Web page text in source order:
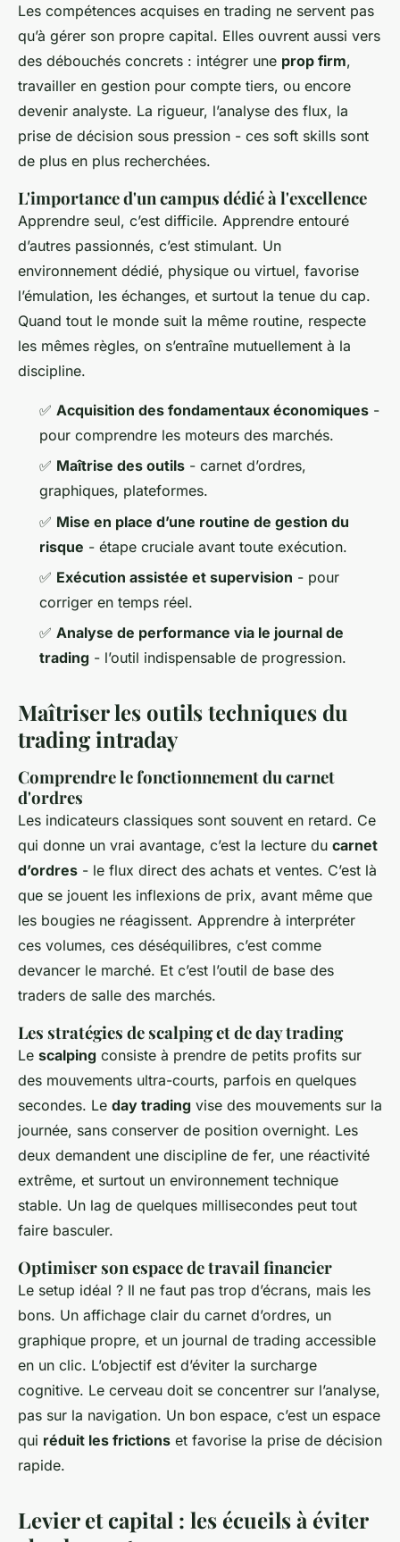
Les compétences acquises en trading ne servent pas
qu’à gérer son propre capital. Elles ouvrent aussi vers
des débouchés concrets : intégrer une prop firm,
travailler en gestion pour compte tiers, ou encore
devenir analyste. La rigueur, l’analyse des flux, la
prise de décision sous pression - ces soft skills sont
de plus en plus recherchées.
L'importance d'un campus dédié à l'excellence
Apprendre seul, c’est difficile. Apprendre entouré
d’autres passionnés, c’est stimulant. Un
environnement dédié, physique ou virtuel, favorise
l’émulation, les échanges, et surtout la tenue du cap.
Quand tout le monde suit la même routine, respecte
les mêmes règles, on s’entraîne mutuellement à la
discipline.
✅ Acquisition des fondamentaux économiques -
pour comprendre les moteurs des marchés.
✅ Maîtrise des outils - carnet d’ordres,
graphiques, plateformes.
✅ Mise en place d’une routine de gestion du
risque - étape cruciale avant toute exécution.
✅ Exécution assistée et supervision - pour
corriger en temps réel.
✅ Analyse de performance via le journal de
trading - l’outil indispensable de progression.
Maîtriser les outils techniques du
trading intraday
Comprendre le fonctionnement du carnet
d'ordres
Les indicateurs classiques sont souvent en retard. Ce
qui donne un vrai avantage, c’est la lecture du carnet
d’ordres - le flux direct des achats et ventes. C’est là
que se jouent les inflexions de prix, avant même que
les bougies ne réagissent. Apprendre à interpréter
ces volumes, ces déséquilibres, c’est comme
devancer le marché. Et c’est l’outil de base des
traders de salle des marchés.
Les stratégies de scalping et de day trading
Le scalping consiste à prendre de petits profits sur
des mouvements ultra-courts, parfois en quelques
secondes. Le day trading vise des mouvements sur la
journée, sans conserver de position overnight. Les
deux demandent une discipline de fer, une réactivité
extrême, et surtout un environnement technique
stable. Un lag de quelques millisecondes peut tout
faire basculer.
Optimiser son espace de travail financier
Le setup idéal ? Il ne faut pas trop d’écrans, mais les
bons. Un affichage clair du carnet d’ordres, un
graphique propre, et un journal de trading accessible
en un clic. L’objectif est d’éviter la surcharge
cognitive. Le cerveau doit se concentrer sur l’analyse,
pas sur la navigation. Un bon espace, c’est un espace
qui réduit les frictions et favorise la prise de décision
rapide.
Levier et capital : les écueils à éviter